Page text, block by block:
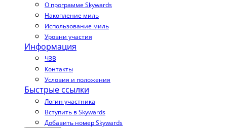
О программе Skywards
Накопление миль
Использование миль
Уровни участия
Информация
ЧЗВ
Контакты
Условия и положения
Быстрые ссылки
Логин участника
Вступить в Skywards
Добавить номер Skywards